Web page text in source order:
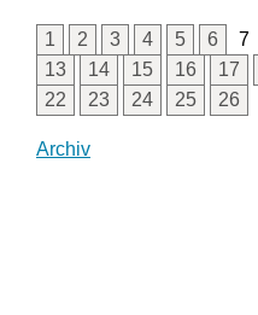
1 2 3 4 5 6 7
13
14 15 16 17
22
23 24 25 26
Archiv